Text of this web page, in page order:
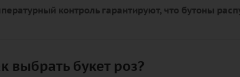
контроль гарантируют, что бутоны
выбрать букет роз?